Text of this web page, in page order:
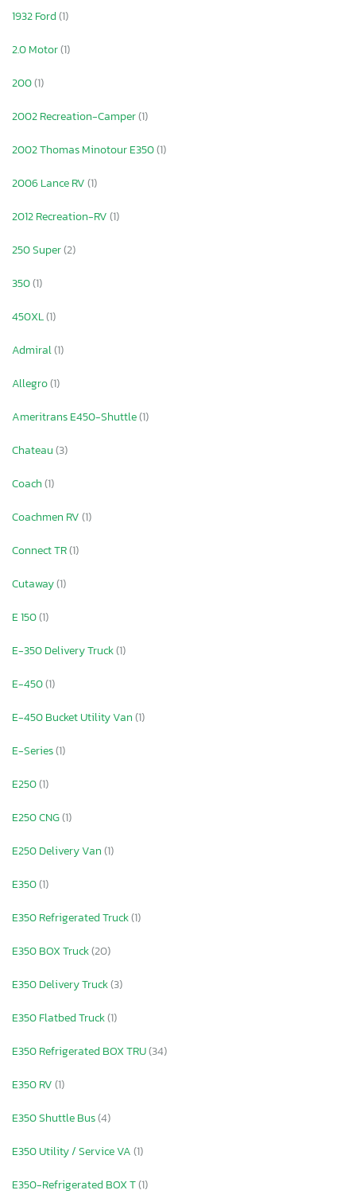
1932 Ford(1)
2.0 Motor(1)
200(1)
2002 Recreation-Camper(1)
2002 Thomas Minotour E350(1)
2006 Lance RV(1)
2012 Recreation-RV(1)
250 Super(2)
350(1)
450XL(1)
Admiral(1)
Allegro(1)
Ameritrans E450-Shuttle(1)
Chateau(3)
Coach(1)
Coachmen RV(1)
Connect TR(1)
Cutaway(1)
E 150(1)
E-350 Delivery Truck(1)
E-450(1)
E-450 Bucket Utility Van(1)
E-Series(1)
E250(1)
E250 CNG(1)
E250 Delivery Van(1)
E350(1)
E350 Refrigerated Truck(1)
E350 BOX Truck(20)
E350 Delivery Truck(3)
E350 Flatbed Truck(1)
E350 Refrigerated BOX TRU(34)
E350 RV(1)
E350 Shuttle Bus(4)
E350 Utility / Service VA(1)
E350-Refrigerated BOX T(1)